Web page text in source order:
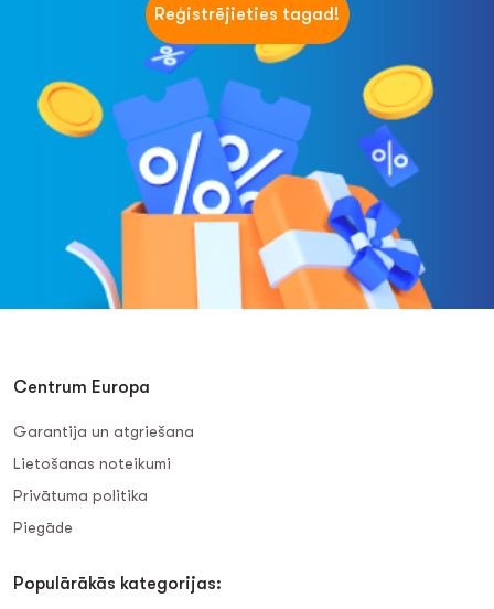
Reģistrējieties tagad!
Centrum Europa
Garantija un atgriešana
Lietošanas noteikumi
Privātuma politika
Piegāde
Populārākās kategorijas: